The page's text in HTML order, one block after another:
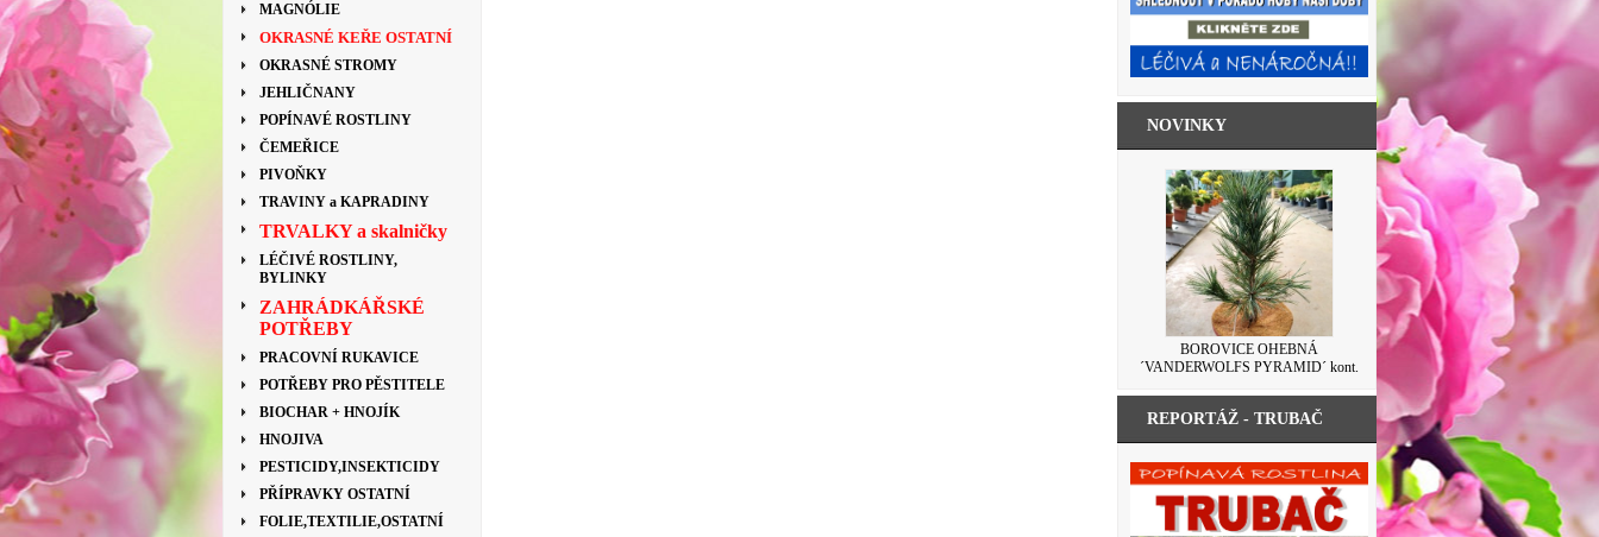
MAGNÓLIE
OKRASNÉ KEŘE OSTATNÍ
OKRASNÉ STROMY
JEHLIČNANY
POPÍNAVÉ ROSTLINY
ČEMEŘICE
PIVOŇKY
TRAVINY a KAPRADINY
TRVALKY a skalničky
LÉČIVÉ ROSTLINY,
BYLINKY
ZAHRÁDKÁŘSKÉ
POTŘEBY
PRACOVNÍ RUKAVICE
POTŘEBY PRO PĚSTITELE
BIOCHAR + HNOJÍK
HNOJIVA
PESTICIDY,INSEKTICIDY
PŘÍPRAVKY OSTATNÍ
FOLIE,TEXTILIE,OSTATNÍ
NOVINKY
BOROVICE OHEBNÁ
´VANDERWOLFS PYRAMID´ kont.
SKLENICE ZAVAŘOVACÍ S VÍČKEM
LEVANDULE 500ML
REPORTÁŽ - TRUBAČ